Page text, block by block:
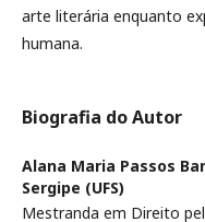
arte literária enquanto
humana.
Biografia do Autor
Alana Maria Passos
Sergipe (UFS)
Mestranda em Direito